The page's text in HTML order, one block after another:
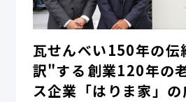
瓦せんべい150年の
訳"する――創業120年の
ス企業「はりま家」